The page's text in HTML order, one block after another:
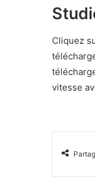
Cliquez
vitesse